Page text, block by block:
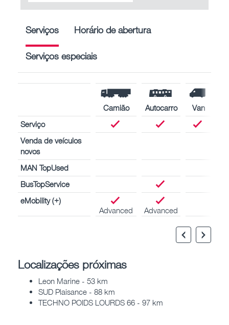
Serviços Horário de abertura
Serviços especiais
Camião Autocarro
Van
Serviço
Venda de veículos
novos
MAN TopUsed
BusTopService
eMobility (+)
Advanced
Advanced
Localizações próximas
Leon Marine - 53 km
SUD Plaisance - 88 km
TECHNO POIDS LOURDS 66 - 97 km